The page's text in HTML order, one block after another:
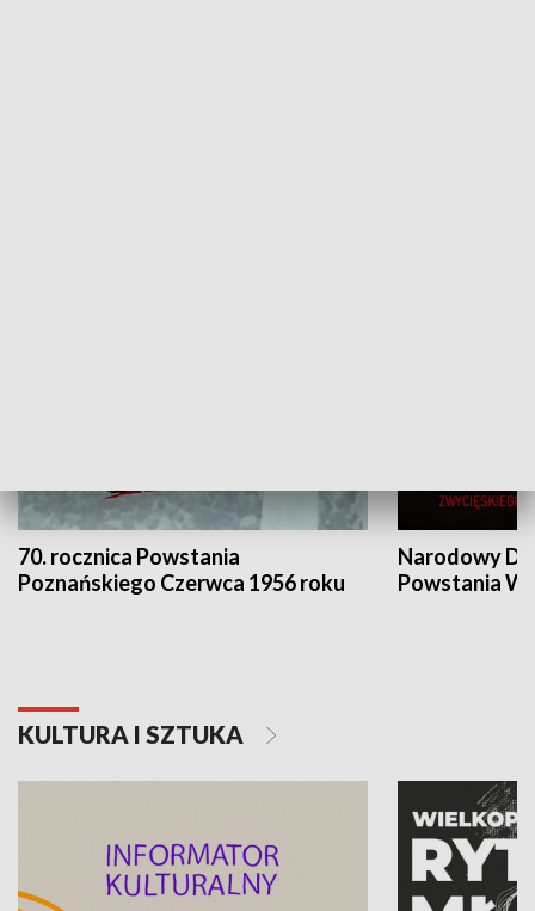
70. rocznica Powstania
Poznańskiego Czerwca 1956 roku
Narodowy
Powstania
KULTURA I SZTUKA